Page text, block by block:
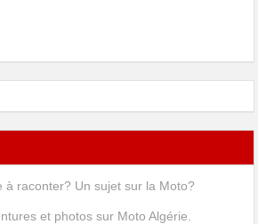
à raconter? Un sujet sur la Moto?
et photos sur Moto Algérie.